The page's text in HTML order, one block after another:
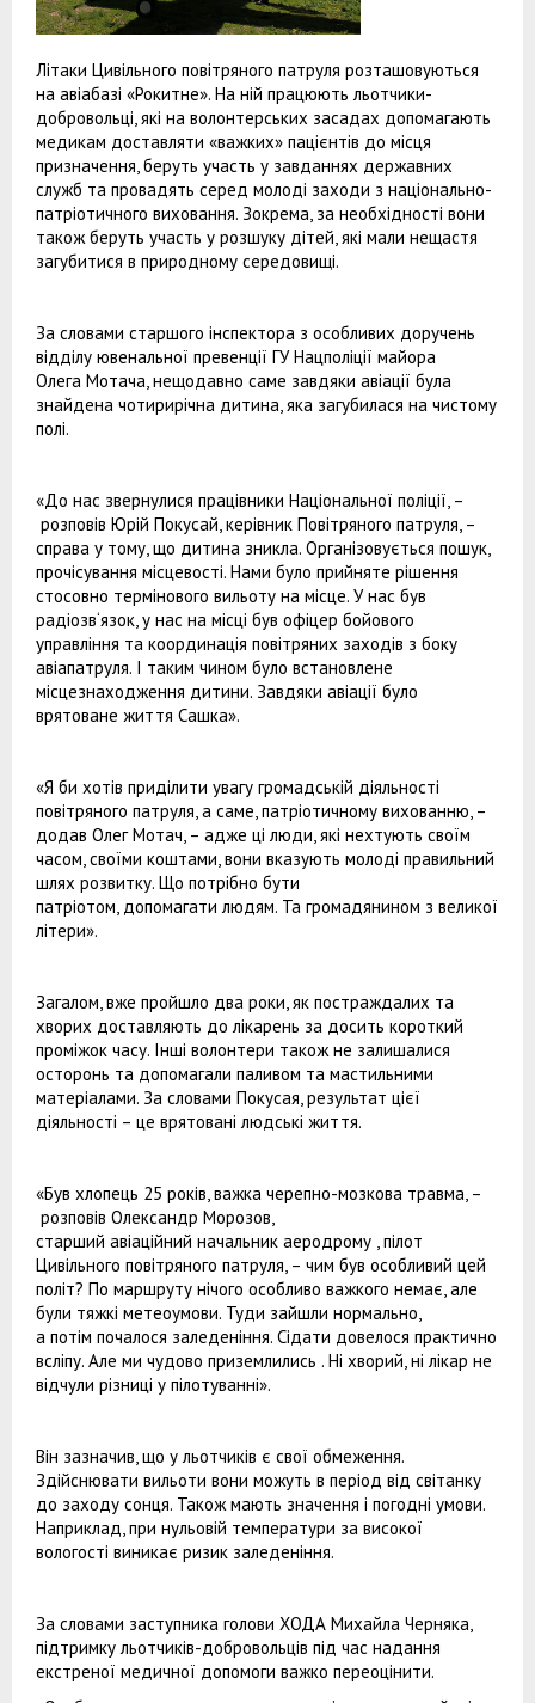
Літаки Цивільного повітряного патруля розташовуються
на авіабазі «Рокитне». На ній працюють льотчики-
добровольці, які на волонтерських засадах допомагають
медикам доставляти «важких» пацієнтів до місця
призначення, беруть участь у завданнях державних
служб та провадять серед молоді заходи з національно-
патріотичного виховання. Зокрема, за необхідності вони
також беруть участь у розшуку дітей, які мали нещастя
загубитися в природному середовищі.
За словами старшого інспектора з особливих доручень
відділу ювенальної превенції ГУ Нацполіції майора
Олега Мотача, нещодавно саме завдяки авіації була
знайдена чотирирічна дитина, яка загубилася на чистому
полі.
«До нас звернулися працівники Національної поліції, –
розповів Юрій Покусай, керівник Повітряного патруля, –
справа у тому, що дитина зникла. Організовується пошук,
прочісування місцевості. Нами було прийняте рішення
стосовно термінового вильоту на місце. У нас був
радіозв‘язок, у нас на місці був офіцер бойового
управління та координація повітряних заходів з боку
авіапатруля. І таким чином було встановлене
місцезнаходження дитини. Завдяки авіації було
врятоване життя Сашка».
«Я би хотів приділити увагу громадській діяльності
повітряного патруля, а саме, патріотичному вихованню, –
додав Олег Мотач, – адже ці люди, які нехтують своїм
часом, своїми коштами, вони вказують молоді правильний
шлях розвитку. Що потрібно бути
патріотом, допомагати людям. Та громадянином з великої
літери».
Загалом, вже пройшло два роки, як постраждалих та
хворих доставляють до лікарень за досить короткий
проміжок часу. Інші волонтери також не залишалися
осторонь та допомагали паливом та мастильними
матеріалами. За словами Покусая, результат цієї
діяльності – це врятовані людські життя.
«Був хлопець 25 років, важка черепно-мозкова травма, –
розповів Олександр Морозов,
старший авіаційний начальник аеродрому , пілот
Цивільного повітряного патруля, – чим був особливий цей
політ? По маршруту нічого особливо важкого немає, але
були тяжкі метеоумови. Туди зайшли нормально,
а потім почалося заледеніння. Сідати довелося практично
всліпу. Але ми чудово приземлились . Ні хворий, ні лікар не
відчули різниці у пілотуванні».
Він зазначив, що у льотчиків є свої обмеження.
Здійснювати вильоти вони можуть в період від світанку
до заходу сонця. Також мають значення і погодні умови.
Наприклад, при нульовій температури за високої
вологості виникає ризик заледеніння.
За словами заступника голови ХОДА Михайла Черняка,
підтримку льотчиків-добровольців під час надання
екстреної медичної допомоги важко переоцінити.